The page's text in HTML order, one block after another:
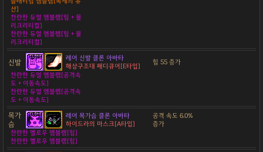
산]
찬란한 듀얼 엠블렘[힘 + 물
리크리티컬]
찬란한 듀얼 엠블렘[힘 + 물
리크리티컬]
신발
레어 신발 클론 아바타
해상구조대 패디큐어[E타입]
힘 55 증가
찬란한 듀얼 엠블렘[공격속
도 + 이동속도]
찬란한 듀얼 엠블렘[공격속
도 + 이동속도]
목가
슴
레어 목가슴 클론 아바타
하이드라의 마스크[A타입]
공격 속도 6.0%
증가
찬란한 옐로우 엠블렘[힘]
찬란한 옐로우 엠블렘[힘]